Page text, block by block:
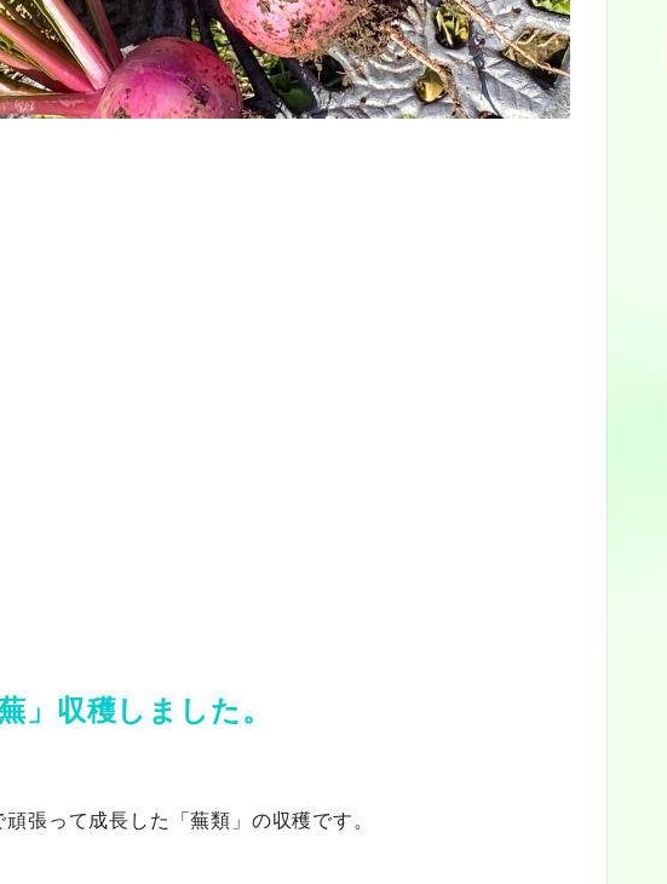
」収穫しました。
張って成長した「蕪類」の収穫です。